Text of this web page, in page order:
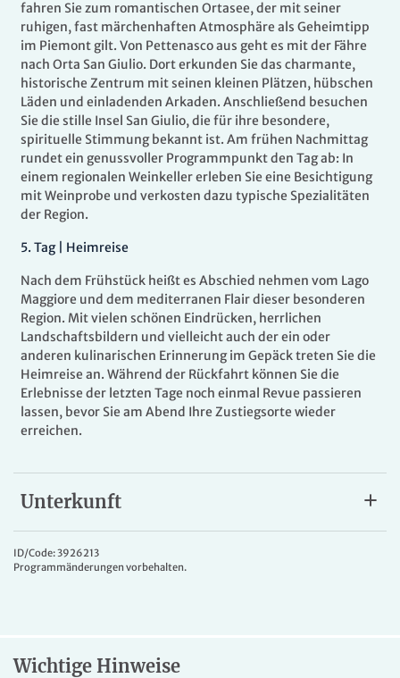
fahren Sie zum romantischen Ortasee, der mit seiner
ruhigen, fast märchenhaften Atmosphäre als Geheimtipp
im Piemont gilt. Von Pettenasco aus geht es mit der Fähre
nach Orta San Giulio. Dort erkunden Sie das charmante,
historische Zentrum mit seinen kleinen Plätzen, hübschen
Läden und einladenden Arkaden. Anschließend besuchen
Sie die stille Insel San Giulio, die für ihre besondere,
spirituelle Stimmung bekannt ist. Am frühen Nachmittag
rundet ein genussvoller Programmpunkt den Tag ab: In
einem regionalen Weinkeller erleben Sie eine Besichtigung
mit Weinprobe und verkosten dazu typische Spezialitäten
der Region.
5. Tag | Heimreise
Nach dem Frühstück heißt es Abschied nehmen vom Lago
Maggiore und dem mediterranen Flair dieser besonderen
Region. Mit vielen schönen Eindrücken, herrlichen
Landschaftsbildern und vielleicht auch der ein oder
anderen kulinarischen Erinnerung im Gepäck treten Sie die
Heimreise an. Während der Rückfahrt können Sie die
Erlebnisse der letzten Tage noch einmal Revue passieren
lassen, bevor Sie am Abend Ihre Zustiegsorte wieder
erreichen.
Unterkunft
Ihr Hotel
Das familiengeführte
Hügellage oberhalb des Lago Maggiore. Die
ID/Code: 3926213
Programmänderungen vorbehalten.
Wichtige Hinweise